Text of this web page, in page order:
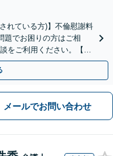
れている方)】不倫慰謝料
題でお困りの方はご相
をご利用ください。【不
メールでお問い合わせ